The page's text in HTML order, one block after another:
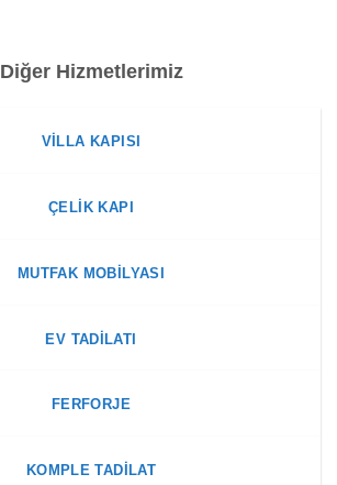
Diğer Hizmetlerimiz
VILLA KAPISI
ÇELIK KAPI
MUTFAK MOBILYASI
EV TADILATI
FERFORJE
KOMPLE TADILAT